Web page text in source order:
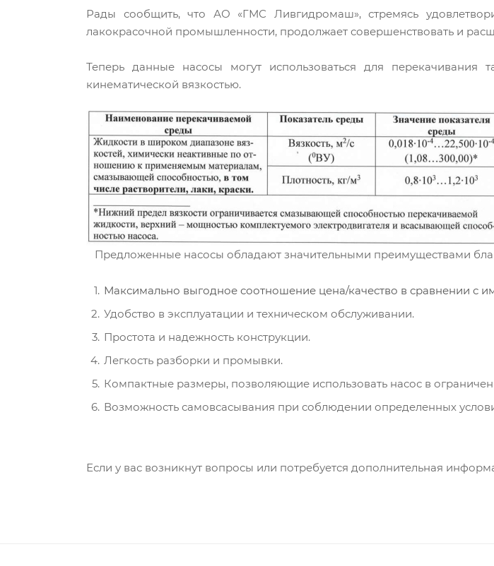
Рады сообщить, что АО «ГМС Ливгидромаш», стремясь
лакокрасочной промышленности, продолжает совершенствовать и
Теперь данные насосы могут использоваться для
кинематической вязкостью.
Предложенные насосы обладают значительными преимуществами
Максимально выгодное соотношение цена/качество в сравнении с
Удобство в эксплуатации и техническом обслуживании.
Простота и надежность конструкции.
Легкость разборки и промывки.
Компактные размеры, позволяющие использовать насос в
Возможность самовсасывания при соблюдении определенных
Если у вас возникнут вопросы или потребуется дополнительная